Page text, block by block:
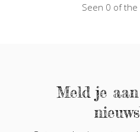
Seen 0 of
Meld je